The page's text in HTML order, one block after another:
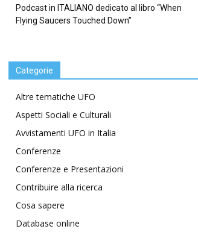
Podcast in ITALIANO dedicato al libro “When
Flying Saucers Touched Down”
Categorie
Altre tematiche UFO
Aspetti Sociali e Culturali
Avvistamenti UFO in Italia
Conferenze
Conferenze e Presentazioni
Contribuire alla ricerca
Cosa sapere
Database online